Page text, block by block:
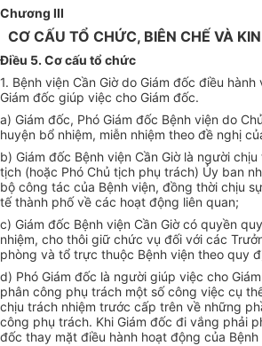
Chương III
CƠ CẤU TỔ CHỨC, BIÊN CHẾ VÀ
Điều 5. Cơ cấu tổ chức
1. Bệnh viện Cần Giờ do Giám đốc điều
Giám đốc giúp việc cho Giám đốc.
a) Giám đốc, Phó Giám đốc Bệnh viện do
huyện bổ nhiệm, miễn nhiệm theo đề nghị
b) Giám đốc Bệnh viện Cần Giờ là người
tịch (hoặc Phó Chủ tịch phụ trách) Ủy ban
bộ công tác của Bệnh viện, đồng thời chịu
tế thành phố về các hoạt động liên quan;
c) Giám đốc Bệnh viện Cần Giờ có quyền
nhiệm, cho thôi giữ chức vụ đối với các
phòng và tổ trực thuộc Bệnh viện theo quy
d) Phó Giám đốc là người giúp việc cho
phân công phụ trách một số công việc cụ
chịu trách nhiệm trước cấp trên về những
công phụ trách. Khi Giám đốc đi vắng phải
đốc thay mặt điều hành hoạt động của Bệnh